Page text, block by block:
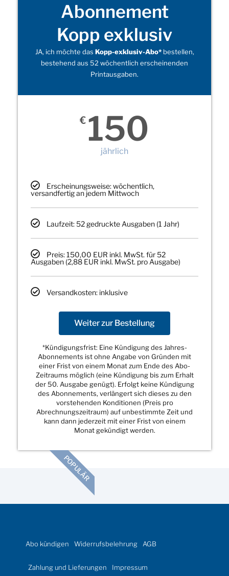
Abonnement
Kopp exklusiv
JA, ich möchte das Kopp-exklusiv-Abo*bestellen,
bestehend aus 52 wöchentlich erscheinenden
Printausgaben.
€ 150
jährlich
Erscheinungsweise: wöchentlich,
versandfertig an jedem Mittwoch
Laufzeit: 52 gedruckte Ausgaben (1 Jahr)
Preis: 150,00 EUR inkl. MwSt. für 52
Ausgaben (2,88 EUR inkl. MwSt. pro Ausgabe)
Versandkosten: inklusive
Weiter zur Bestellung
*Kündigungsfrist: Eine Kündigung des Jahres-
Abonnements ist ohne Angabe von Gründen mit
einer Frist von einem Monat zum Ende des Abo-
Zeitraums möglich (eine Kündigung bis zum Erhalt
der 50. Ausgabe genügt). Erfolgt keine Kündigung
des Abonnements, verlängert sich dieses zu den
vorstehenden Konditionen (Preis pro
Abrechnungszeitraum) auf unbestimmte Zeit und
kann dann jederzeit mit einer Frist von einem
Monat gekündigt werden.
POPULÄR
Abo kündigen Widerrufsbelehrung AGB
Zahlung und Lieferungen Impressum